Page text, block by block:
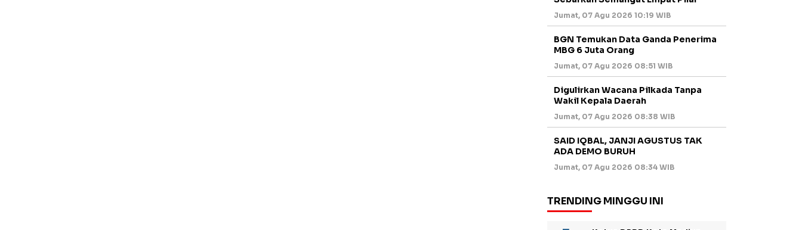
Jumat, 07 Agu 2026 10:19 WIB
BGN Temukan Data Ganda Penerima
MBG 6 Juta Orang
Jumat, 07 Agu 2026 08:51 WIB
Digulirkan Wacana Pilkada Tanpa
Wakil Kepala Daerah
Jumat, 07 Agu 2026 08:38 WIB
SAID IQBAL, JANJI AGUSTUS TAK
ADA DEMO BURUH
Jumat, 07 Agu 2026 08:34 WIB
TRENDING MINGGU INI